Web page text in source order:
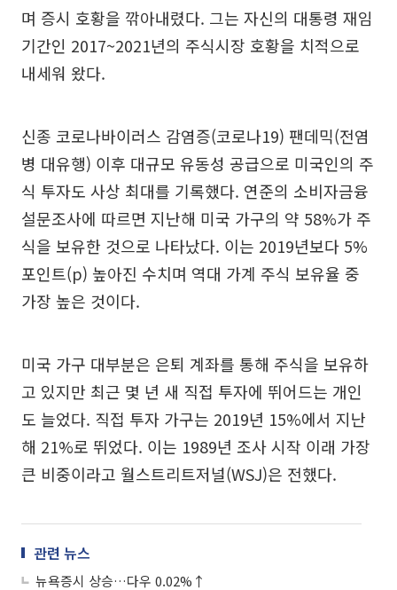
며 증시 호황을 깎아내렸다. 그는 자신의 대통령 재임
기간인 2017~2021년의 주식시장 호황을 치적으로
내세워 왔다.
신종 코로나바이러스 감염증(코로나19) 팬데믹(전염
병 대유행) 이후 대규모 유동성 공급으로 미국인의 주
식 투자도 사상 최대를 기록했다. 연준의 소비자금융
설문조사에 따르면 지난해 미국 가구의 약 58%가 주
식을 보유한 것으로 나타났다. 이는 2019년보다 5%
포인트(p) 높아진 수치며 역대 가계 주식 보유율 중
가장 높은 것이다.
미국 가구 대부분은 은퇴 계좌를 통해 주식을 보유하
고 있지만 최근 몇 년 새 직접 투자에 뛰어드는 개인
도 늘었다. 직접 투자 가구는 2019년 15%에서 지난
해 21%로 뛰었다. 이는 1989년 조사 시작 이래 가장
큰 비중이라고 월스트리트저널(WSJ)은 전했다.
관련 뉴스
뉴욕증시 상승…다우 0.02%↑